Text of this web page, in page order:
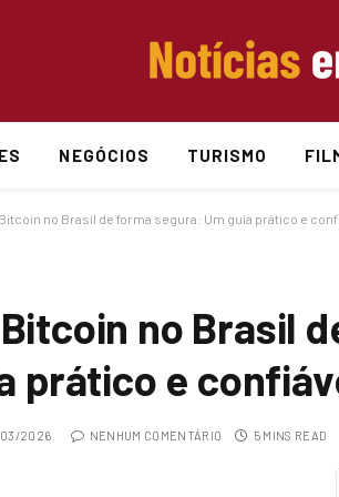
NEGÓCIOS TURISMO
no Brasil de forma segura: Um guia prático e
no Brasil
prático e
2026 NENHUM COMENTÁRIO 5 MINS READ